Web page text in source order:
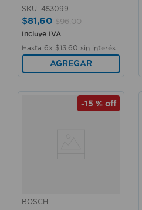
SKU: 453099
$81,60 $96,00
Incluye IVA
Hasta 6x $13 60 sin interés
AGREGAR
-15 % off
BOSCH